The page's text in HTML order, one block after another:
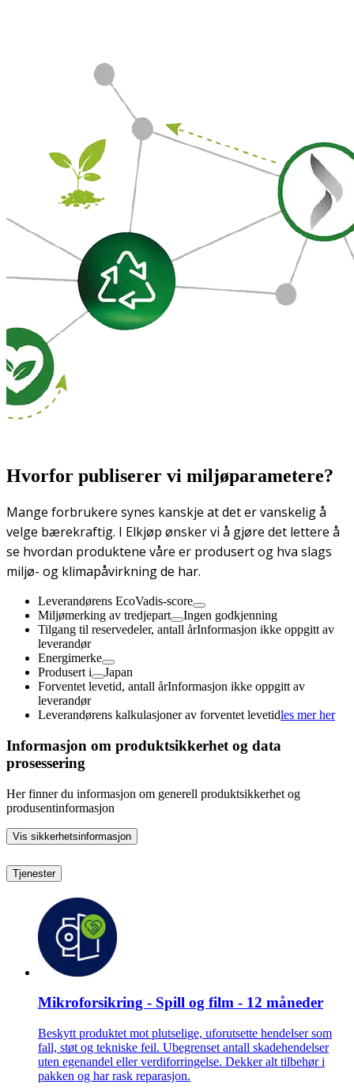
Hvorfor publiserer vi miljøparametere?
Mange forbrukere synes kanskje at det er vanskelig å
velge bærekraftig. I Elkjøp ønsker vi å gjøre det lettere å
se hvordan produktene våre er produsert og hva slags
miljø- og klimapåvirkning de har.
Leverandørens EcoVadis-score
Miljømerking av tredjepart
Ingen godkjenning
Tilgang til reservedeler, antall årInformasjon ikke oppgitt av
leverandør
Energimerke
Produsert i
Japan
Forventet levetid, antall årInformasjon ikke oppgitt av
leverandør
Leverandørens kalkulasjoner av forventet levetidles mer her
Informasjon om produktsikkerhet og data
prosessering
Her finner du informasjon om generell produktsikkerhet og
produsentinformasjon
Vis sikkerhetsinformasjon
Tjenester
Mikroforsikring - Spill og film - 12 måneder
Beskytt produktet mot plutselige, uforutsette hendelser som
fall, støt og tekniske feil. Ubegrenset antall skadehendelser
uten egenandel eller verdiforringelse. Dekker alt tilbehør i
pakken og har rask reparasjon.